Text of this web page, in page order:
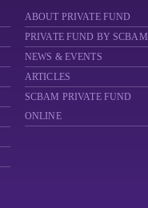
ABOUT PRIVATE FUND
PRIVATE FUND BY SCBAM
NEWS & EVENTS
ARTICLES
SCBAM PRIVATE FUND
ONLINE